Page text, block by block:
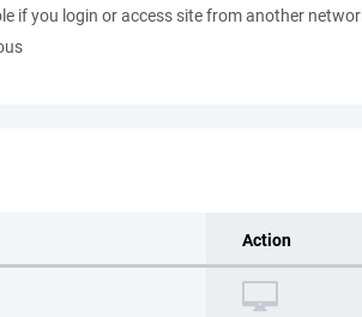
if you login or access site from another
Action